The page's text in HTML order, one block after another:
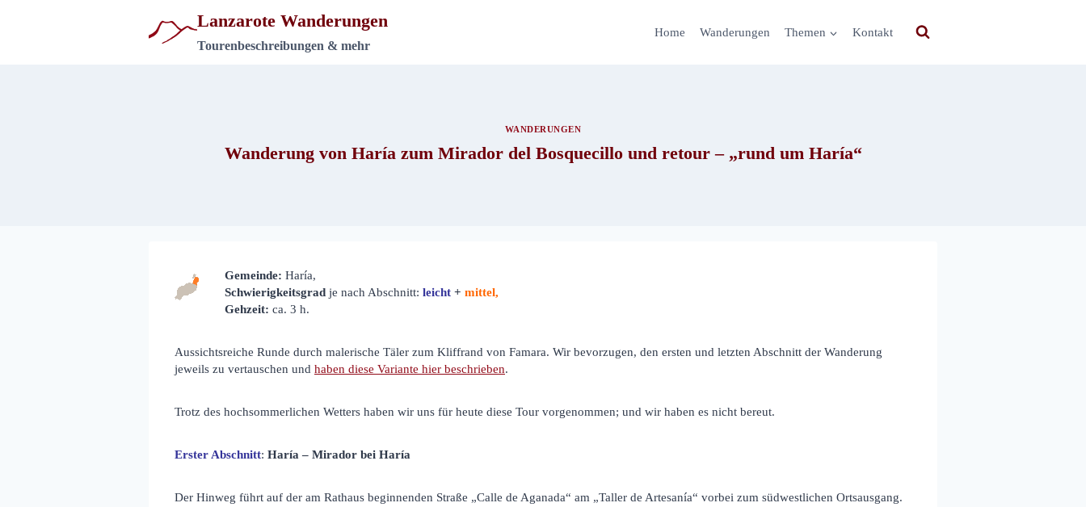
Lanzarote Wanderungen
Tourenbeschreibungen & mehr
Home Wanderungen Themen Kontakt
WANDERUNGEN
Wanderung von Haría zum Mirador del Bosquecillo und retour – „rund um Haría“
Gemeinde: Haría,
Schwierigkeitsgrad je nach Abschnitt: leicht + mittel,
Gehzeit: ca. 3 h.
Aussichtsreiche Runde durch malerische Täler zum Kliffrand von Famara. Wir bevorzugen, den ersten und letzten Abschnitt der Wanderung
jeweils zu vertauschen und haben diese Variante hier beschrieben.
Trotz des hochsommerlichen Wetters haben wir uns für heute diese Tour vorgenommen; und wir haben es nicht bereut.
Erster Abschnitt: Haría – Mirador bei Haría
Der Hinweg führt auf der am Rathaus beginnenden Straße „Calle de Aganada“ am „Taller de Artesanía“ vorbei zum südwestlichen Ortsausgang.